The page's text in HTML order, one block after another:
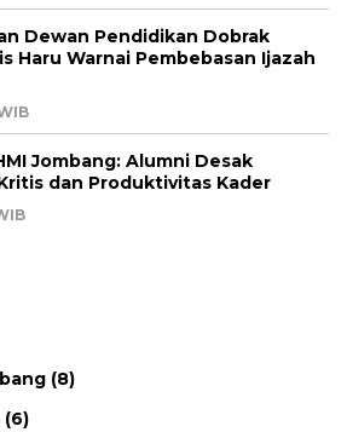
Dewan Pendidikan Dobrak
Haru Warnai Pembebasan Ijazah
Jombang: Alumni Desak
dan Produktivitas Kader
(8)
(6)